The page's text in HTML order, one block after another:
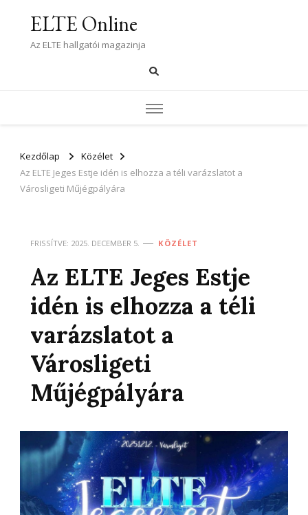
ELTE Online
Az ELTE hallgatói magazinja
Kezdőlap
Közélet
Az ELTE Jeges Estje idén is elhozza a téli varázslatot a
Városligeti Műjégpályára
FRISSÍTVE: 2025. DECEMBER 5. KÖZÉLET
Az ELTE Jeges Estje
idén is elhozza a téli
varázslatot a
Városligeti
Műjégpályára